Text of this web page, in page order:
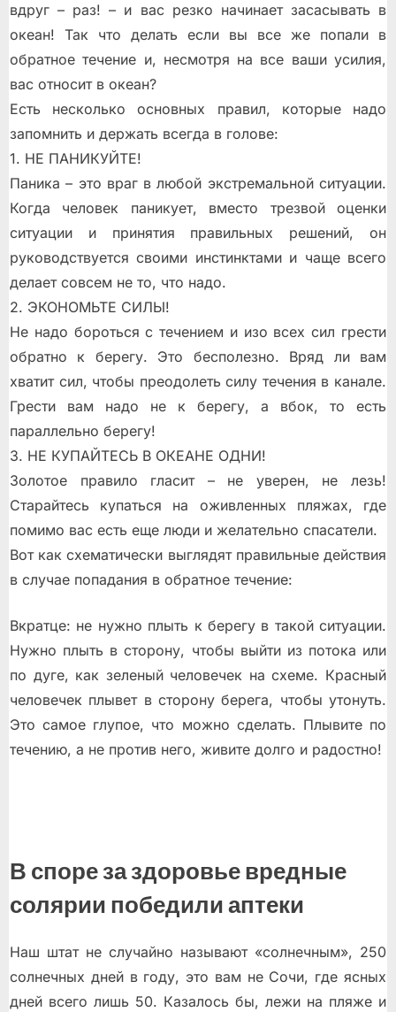
вдруг – раз! – и вас резко начинает засасывать в
океан! Так что делать если вы всe же попали в
обратное течение и, несмотря на все ваши усилия,
вас относит в океан?
Есть несколько основных правил, которые надо
запомнить и держать всегда в голове:
1. НЕ ПАНИКУЙТЕ!
Паника – это враг в любой экстремальной ситуации.
Когда человек паникует, вместо трезвой оценки
ситуации и принятия правильных решений, он
руководствуется своими инстинктами и чаще всего
делает совсем не то, что надо.
2. ЭКОНОМЬТЕ СИЛЫ!
Не надо бороться с течением и изо всех сил грести
обратно к берегу. Это бесполезно. Вряд ли вам
хватит сил, чтобы преодолеть силу течения в канале.
Грести вам надо не к берегу, а вбок, то есть
параллельно берегу!
3. НЕ КУПАЙТЕСЬ В ОКЕАНЕ ОДНИ!
Золотое правило гласит – не уверен, не лезь!
Старайтесь купаться на оживлeнных пляжах, где
помимо вас есть ещe люди и желательно спасатели.
Вот как схематически выглядят правильные действия
в случае попадания в обратное течение:
Вкратце: не нужно плыть к берегу в такой ситуации.
Нужно плыть в сторону, чтобы выйти из потока или
по дуге, как зеленый человечек на схеме. Красный
человечек плывет в сторону берега, чтобы утонуть.
Это самое глупое, что можно сделать. Плывите по
течению, а не против него, живите долго и радостно!
В споре за здоровье вредные
солярии победили аптеки
Наш штат не случайно называют «солнечным», 250
солнечных дней в году, это вам не Сочи, где ясных
дней всего лишь 50. Казалось бы, лежи на пляже и